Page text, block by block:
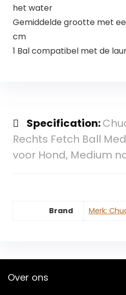
het water
Gemiddelde grootte met
cm
1 Bal compatibel met de
Specification:
Rechts Fetch Ball
voor Hond, Medium
Brand Merk:
Over ons